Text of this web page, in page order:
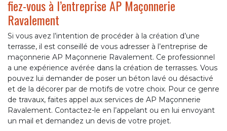
fiez-vous à l’entreprise AP Maçonnerie
Ravalement
Si vous avez l’intention de procéder à la création d’une
terrasse, il est conseillé de vous adresser à l’entreprise de
maçonnerie AP Maçonnerie Ravalement. Ce professionnel
a une expérience avérée dans la création de terrasses. Vous
pouvez lui demander de poser un béton lavé ou désactivé
et de la décorer par de motifs de votre choix. Pour ce genre
de travaux, faites appel aux services de AP Maçonnerie
Ravalement. Contactez-le en l’appelant ou en lui envoyant
un mail et demandez un devis de votre projet.